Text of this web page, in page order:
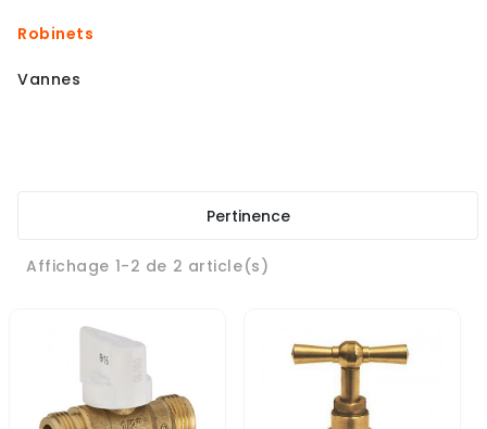
Robinets
Vannes
Pertinence
Affichage 1-2 de 2 article(s)